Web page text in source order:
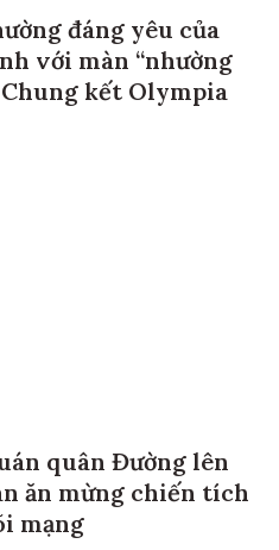
đáng yêu của
với màn “nhường
kết Olympia
quân Đường lên
ăn mừng chiến tích
mạng